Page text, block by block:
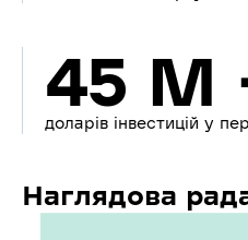
45 M
доларів інвестицій у
Наглядова